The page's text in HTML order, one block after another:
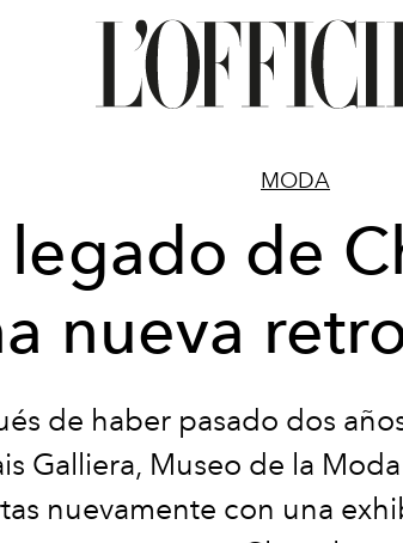
MODA
legado de
nueva
de haber pasado dos
Galliera, Museo de la
nuevamente con una